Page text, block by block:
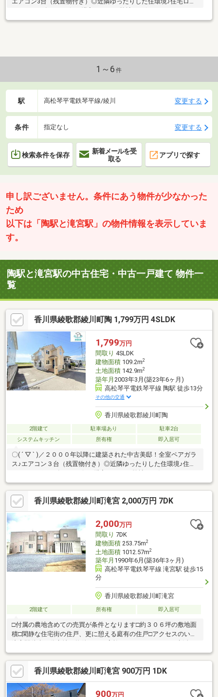
1～6 件
駅 高松琴平電鉄琴平線/綾川 変更する
条件 指定なし 変更する
検索条件を保存
新着メールを受
取る
アプリで探す
申し訳ございません。条件にあう物件が少なかった
ため
以下は「陶駅と滝宮駅」の物件情報を表示していま
す。
陶駅と滝宮駅の中古住宅・中古一戸建て 物件一
覧
香川県綾歌郡綾川町陶 1,799万円 4SLDK
1,799万円
間取り 4SLDK
建物面積109.2m2
土地面積142.9m2
築年月 2003年3月(築23年6ヶ月)
高松琴平電鉄琴平線 陶駅 徒歩13分
その他の交通
香川県綾歌郡綾川町陶
2階建て 駐車場あり
駐車2台
システムキッチン
所有権 即入居可
〇( ´ ▽ ` )／２０００年以降に建築された中古美邸！全室ペアガラ
ス♪エアコン３台（残置物付き）◎近隣ゆったりした住環境♪住宅
ローンサポート有り＼お得に購入するなら弊社にお任せ下さい！
／ファミリー向けのポイント、綾川町立陶小学校が徒歩20分のと
ころにあります。坂はなかなか上るのが大変ですが平坦地なら楽
ですよね。車の往来が少ない通学路なので、お子様の登下校時も
安心です。システムキッチン付きの物件です。駅まで歩いて13分
ほどの物件です。全居室フローリングなので、楽々快適にお掃除
ができます。来訪者を確認できる、TVインターホン付きです。
香川県綾歌郡綾川町滝宮 2,000万円 7DK
2,000万円
間取り 7DK
建物面積253.75m2
土地面積1012.57m2
築年月 1990年6月(築36年3ヶ月)
高松琴平電鉄琴平線 滝宮駅 徒歩15
分
香川県綾歌郡綾川町滝宮
2階建て 所有権 即入居可
□付属の農地含めての売買が条件となります□約３０６坪の敷地面
積□閑静な住宅街の住戸、更に憩える庭有の住戸□アクセスのいい
支える駐車場３台以上分あり□２０２１年に１部リフォーム済み□
こちらの物件にご興味があり内見希望の方は事前に下記の連絡先
までご連絡お願いいたします！ＴＥＬ：０８７５－６２－６４７
６住所：香川県三豊市豊中町下高野２７５６番地１営業時間：
９：００～１９：００（営業時間外の対応も可能）定休日：水曜
香川県綾歌郡綾川町滝宮 900万円 1DK
900万円